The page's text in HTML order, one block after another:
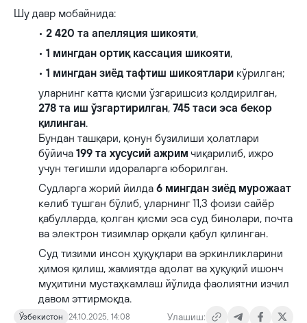
Шу давр мобайнида:
• 2 420 та апелляция шикояти,
• 1 мингдан ортиқ кассация шикояти,
• 1 мингдан зиёд тафтиш шикоятлари кўрилган;
уларнинг катта қисми ўзгаришсиз қолдирилган,
278 та иш ўзгартирилган, 745 таси эса бекор
қилинган.
Бундан ташқари, қонун бузилиши ҳолатлари
бўйича 199 та хусусий ажрим чиқарилиб, ижро
учун тегишли идораларга юборилган.
Судларга жорий йилда 6 мингдан зиёд мурожаат
келиб тушган бўлиб, уларнинг 11,3 фоизи сайёр
қабулларда, қолган қисми эса суд бинолари, почта
ва электрон тизимлар орқали қабул қилинган.
Суд тизими инсон ҳуқуқлари ва эркинликларини
ҳимоя қилиш, жамиятда адолат ва ҳуқуқий ишонч
муҳитини мустаҳкамлаш йўлида фаолиятни изчил
давом эттирмоқда.
Ўзбекистон 24.10.2025, 14:08
Улашиш: